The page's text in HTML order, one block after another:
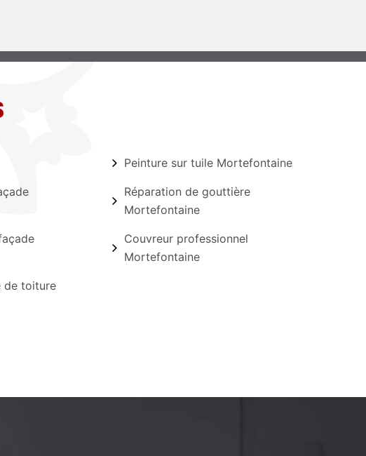
de toiture
Peinture sur tuile Mortefontaine
Réparation de gouttière
Mortefontaine
Couvreur professionnel
Mortefontaine